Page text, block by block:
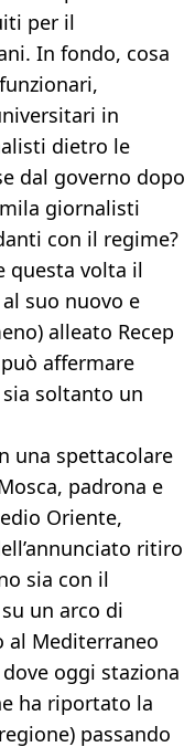
per il
In fondo, cosa
in
dietro le
dal governo dopo
giornalisti
con il regime?
questa volta il
suo nuovo e
alleato Recep
affermare
soltanto un
una spettacolare
padrona e
Oriente,
ritiro
sia con il
un arco di
al Mediterraneo
oggi staziona
ha riportato la
passando